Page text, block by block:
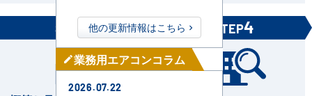
STEP 3 STEP4
他の更新情報はこちら
mode_edit業務用エアコンコラム
2026.07.22